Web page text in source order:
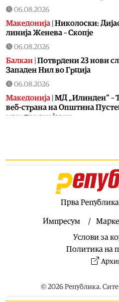
06.08.2026
Македонија Николоски:
линија Женева – Скопје
06.08.2026
Балкан Потврдени 23 нови
Западен Нил во Грција
06.08.2026
Македонија МД „Илинден“ –
веб-страна на Општина
македонски јазик
06.08.2026
МВР со
рамки на „Роудпол“: Фокус на
на патиштата
Португалија заплени
Француска
електрично поврзување меѓу
Папата Лав во ноември
Прва
Импресум
Услови за
Политика на
© 2026 Република.